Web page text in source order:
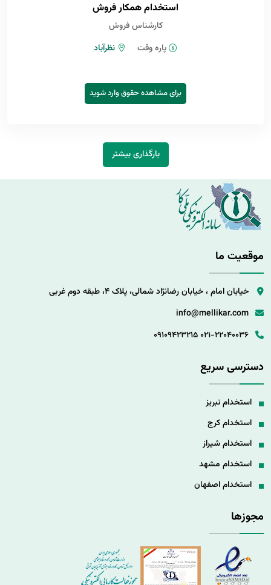
استخدام همکار فروش
کارشناس فروش
پاره وقت
نظرآباد
برای مشاهده حقوق وارد شوید
بارگذاری بیشتر
موقعیت ما
خیابان امام ، خیابان رضانژاد شمالی، پلاک 4، طبقه دوم غربی
info@mellikar.com
021-22040036
09109423215
دسترسی سریع
استخدام تبریز
استخدام کرج
استخدام شیراز
استخدام مشهد
استخدام اصفهان
مجوزها